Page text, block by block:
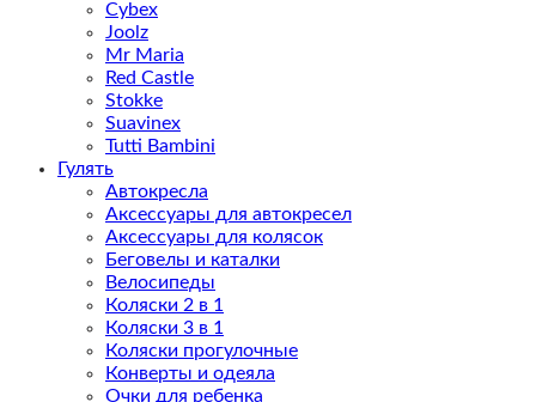
Cybex
Joolz
Mr Maria
Red Castle
Stokke
Suavinex
Tutti Bambini
Гулять
Автокресла
Аксессуары для автокресел
Аксессуары для колясок
Беговелы и каталки
Велосипеды
Коляски 2 в 1
Коляски 3 в 1
Коляски прогулочные
Конверты и одеяла
Очки для ребенка